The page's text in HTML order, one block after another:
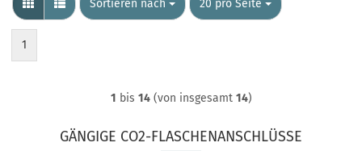
Sortieren nach
Sortieren nach 20 pro Seite
pro Seite
1
1 bis 14(von insgesamt 14)
GÄNGIGE CO2-FLASCHENANSCHLÜSSE